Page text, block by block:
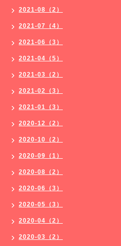
2021-08（2）
2021-07（4）
2021-06（3）
2021-04（5）
2021-03（2）
2021-02（3）
2021-01（3）
2020-12（2）
2020-10（2）
2020-09（1）
2020-08（2）
2020-06（3）
2020-05（3）
2020-04（2）
2020-03（2）